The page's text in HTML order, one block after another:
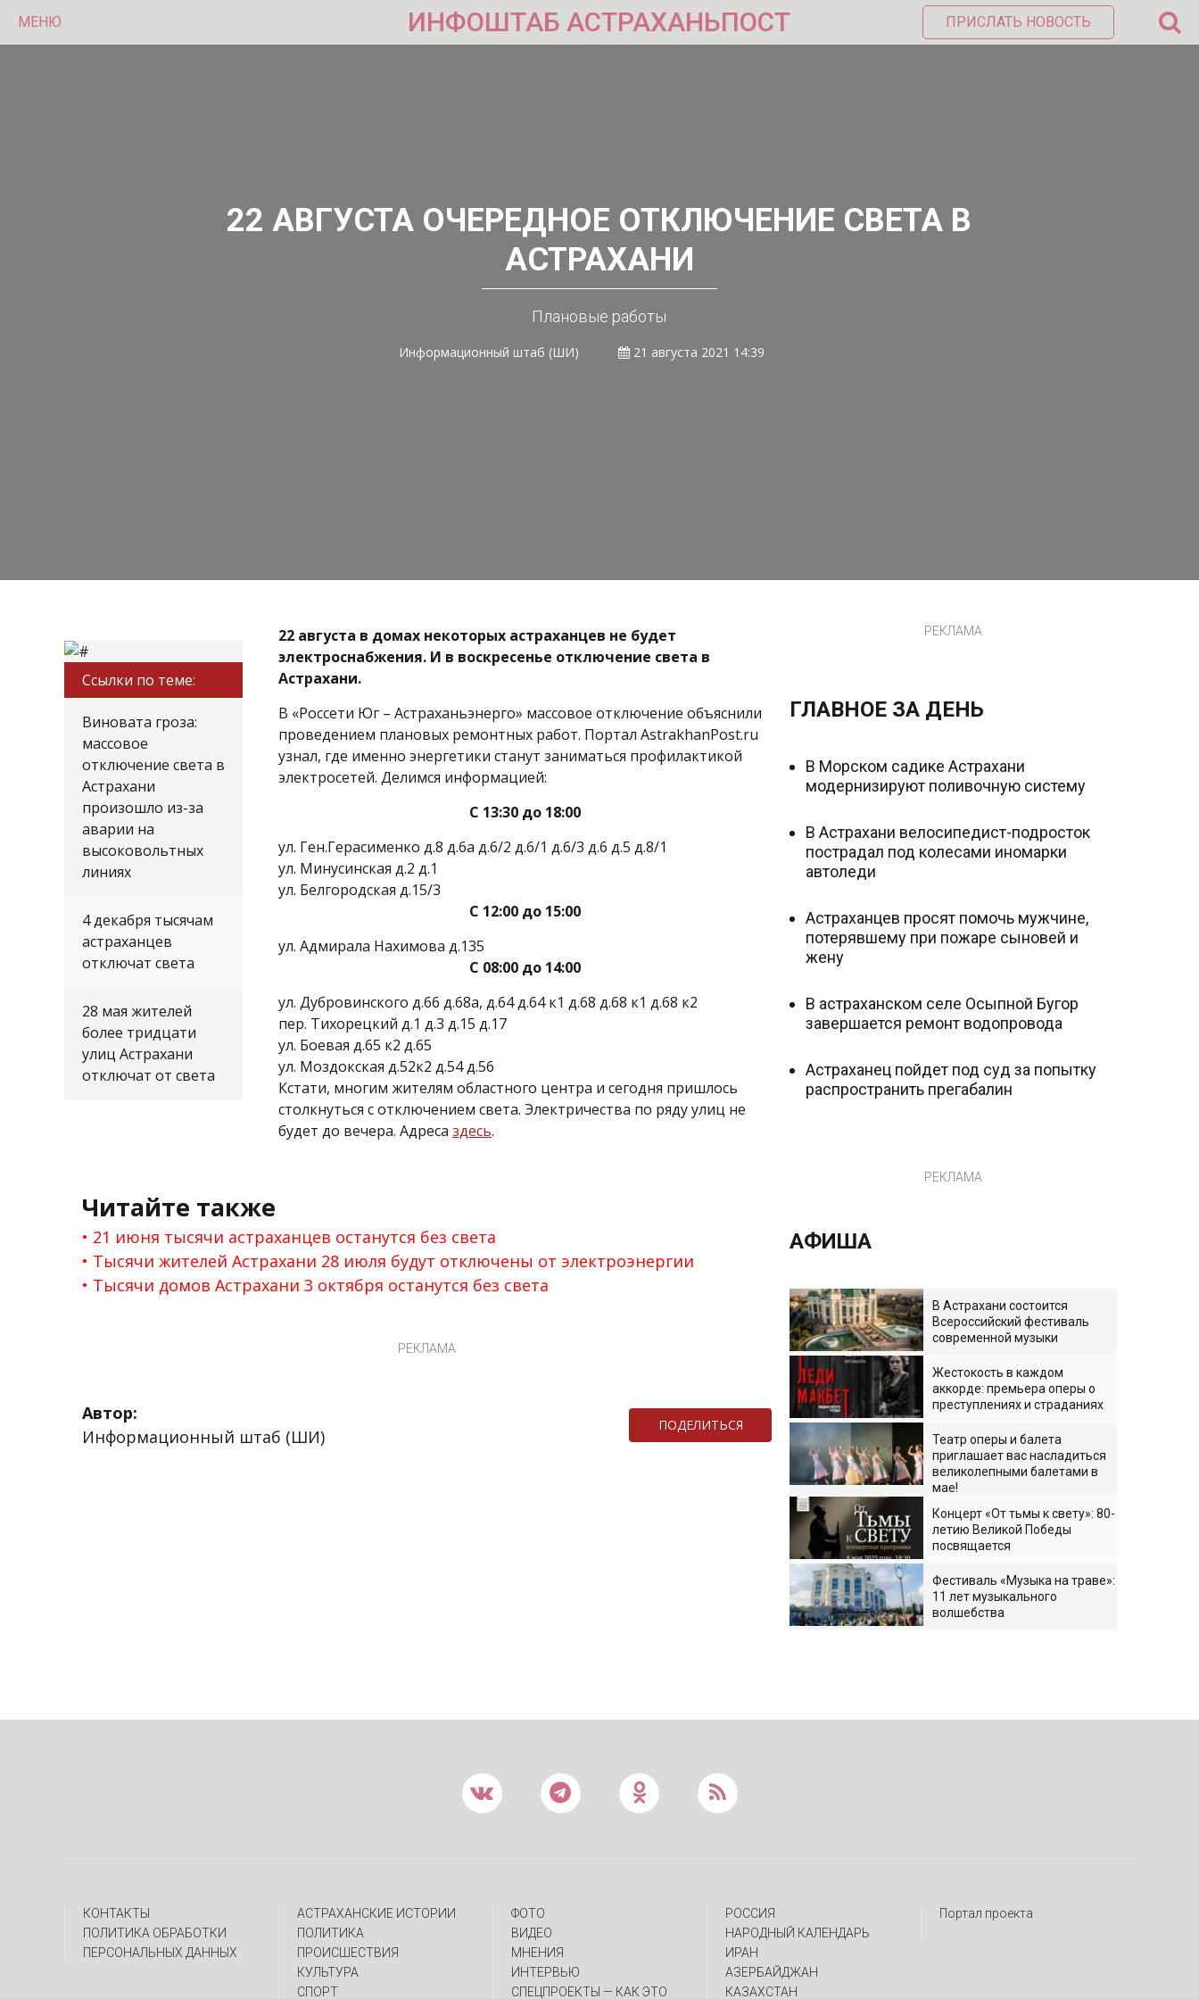
МЕНЮ ИНФОШТАБ АСТРАХАНЬПОСТ ПРИСЛАТЬ НОВОСТЬ
22 АВГУСТА ОЧЕРЕДНОЕ ОТКЛЮЧЕНИЕ СВЕТА В
АСТРАХАНИ
Плановые работы
Информационный штаб (ШИ) 21 августа 2021 14:39
Ссылки по теме:
Виновата гроза:
массовое
отключение света в
Астрахани
произошло из-за
аварии на
высоковольтных
линиях
4 декабря тысячам
астраханцев
отключат света
28 мая жителей
более тридцати
улиц Астрахани
отключат от света
22 августа в домах некоторых астраханцев не будет
электроснабжения. И в воскресенье отключение света в
Астрахани.
В «Россети Юг – Астраханьэнерго» массовое отключение объяснили
проведением плановых ремонтных работ. Портал AstrakhanPost.ru
узнал, где именно энергетики станут заниматься профилактикой
электросетей. Делимся информацией:
С 13:30 до 18:00
ул. Ген.Герасименко д.8 д.6а д.6/2 д.6/1 д.6/3 д.6 д.5 д.8/1
ул. Минусинская д.2 д.1
ул. Белгородская д.15/3
С 12:00 до 15:00
ул. Адмирала Нахимова д.135
С 08:00 до 14:00
ул. Дубровинского д.66 д.68а, д.64 д.64 к1 д.68 д.68 к1 д.68 к2
пер. Тихорецкий д.1 д.3 д.15 д.17
ул. Боевая д.65 к2 д.65
ул. Моздокская д.52к2 д.54 д.56
Кстати, многим жителям областного центра и сегодня пришлось
столкнуться с отключением света. Электричества по ряду улиц не
будет до вечера. Адреса здесь.
Читайте также
21 июня тысячи астраханцев останутся без света
Тысячи жителей Астрахани 28 июля будут отключены от электроэнергии
Тысячи домов Астрахани 3 октября останутся без света
РЕКЛАМА
Автор:
Информационный штаб (ШИ)
ПОДЕЛИТЬСЯ
РЕКЛАМА
ГЛАВНОЕ ЗА ДЕНЬ
В Морском садике Астрахани
модернизируют поливочную систему
В Астрахани велосипедист-подросток
пострадал под колесами иномарки
автоледи
Астраханцев просят помочь мужчине,
потерявшему при пожаре сыновей и
жену
В астраханском селе Осыпной Бугор
завершается ремонт водопровода
Астраханец пойдет под суд за попытку
распространить прегабалин
РЕКЛАМА
АФИША
В Астрахани состоится
Всероссийский фестиваль
современной музыки
Жестокость в каждом
аккорде: премьера оперы о
преступлениях и страданиях
Театр оперы и балета
приглашает вас насладиться
великолепными балетами в
мае!
Концерт «От тьмы к свету»: 80-
летию Великой Победы
посвящается
Фестиваль «Музыка на траве»:
11 лет музыкального
волшебства
КОНТАКТЫ
ПОЛИТИКА ОБРАБОТКИ
ПЕРСОНАЛЬНЫХ ДАННЫХ
АСТРАХАНСКИЕ ИСТОРИИ
ПОЛИТИКА
ПРОИСШЕСТВИЯ
КУЛЬТУРА
СПОРТ
ФОТО
ВИДЕО
МНЕНИЯ
ИНТЕРВЬЮ
CПЕЦПРОЕКТЫ — КАК ЭТО
РОССИЯ
НАРОДНЫЙ КАЛЕНДАРЬ
ИРАН
АЗЕРБАЙДЖАН
КАЗАХСТАН
Портал проекта